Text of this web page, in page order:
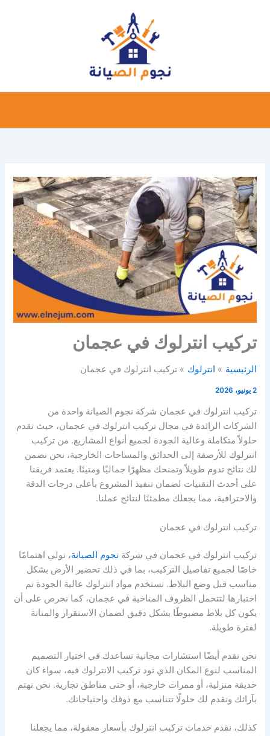
تركيب انترلوك في عجمان
الرئيسية انترلوك تركيب انترلوك في عجمان
2 يونيو، 2026
تركيب انترلوك في عجمان شركة نجوم الصيانة واحدة من
الشركات الرائدة في مجال تركيب انترلوك في عجمان، حيث تقدم
حلولاً متكاملة وعالية الجودة لجميع أنواع المشاريع. من تركيب
انترلوك للأرصفة إلى الحدائق والمساحات الخارجية، نحن نضمن
لك نتائج تدوم طويلاً وتمنحك مظهرًا جماليًا ومتينًا. يعتمد فريقنا
على أحدث التقنيات لضمان تنفيذ المشروع بأعلى درجات الدقة
والاحترافية، مما يجعلك مطمئنًا لنتائج عملنا.
تركيب انترلوك في عجمان
تركيب انترلوك في عجمان في شركة نجوم الصيانة، نولي اهتمامًا
خاصًا لجميع تفاصيل التركيب، بما في ذلك تحضير الأرض بشكل
مناسب قبل وضع البلاط. نستخدم مواد انترلوك عالية الجودة تم
اختبارها لتتحمل الظروف المناخية في عجمان، كما نحرص على أن
يكون كل بلاط مضبوطًا بشكل دقيق لضمان الاستقرار والمتانة
لفترة طويلة.
نحن نقدم أيضًا استشارات مجانية تساعدك في اختيار التصميم
المناسب لنوع المكان الذي تود تركيب الانترلوك فيه، سواء كان
حديقة منزلية، أو ممرات خارجية، أو حتى مناطق تجارية. نحن نهتم
بآرائك ونقدم لك حلولًا تتناسب مع ذوقك واحتياجاتك.
كذلك، نقدم خدمات تركيب انترلوك بأسعار معقولة، مما يجعلنا